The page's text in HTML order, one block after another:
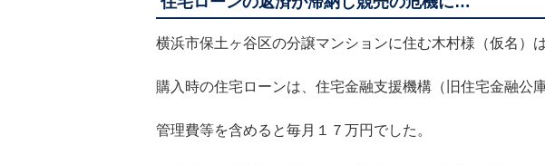
横浜市保土ヶ谷区の分譲マンションに住む木村様（仮名）
購入時の住宅ローンは、住宅金融支援機構（旧住宅金融公
管理費等を含めると毎月１７万円でした。